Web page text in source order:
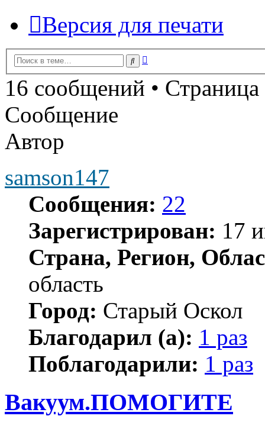
Версия для печати
Поиск
16 сообщений • Страница
Сообщение
Автор
samson147
Сообщения: 22
Зарегистрирован: 17
Страна, Регион,
область
Город: Старый Оскол
Благодарил (а): 1 раз
Поблагодарили: 1 раз
Вакуум.ПОМОГИТЕ